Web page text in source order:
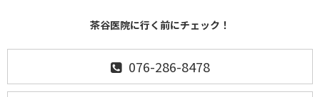
茶谷医院に行く前にチェック！
076-286-8478